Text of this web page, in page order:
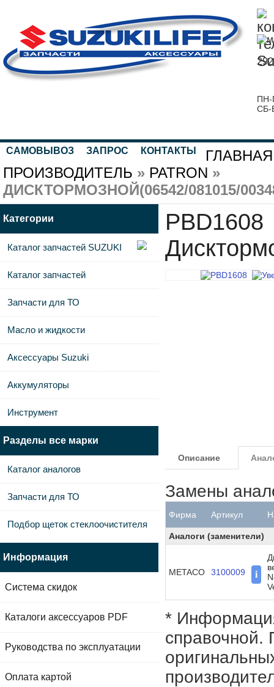
ПН-
СБ-
САМОВЫВОЗ ЗАПРОС КОНТАКТЫ ГЛАВНАЯ
ПРОИЗВОДИТЕЛЬ » PATRON »
ДИСКТОРМОЗНОЙ(06542/081015/
PBD1608
Описание
Замены
Фирма Артикул
Аналоги (заменители)
METACO 3100009 i
*
справочной.
Категории
Каталог запчастей SUZUKI
Каталог запчастей
Запчасти для ТО
Масло и жидкости
Аксессуары Suzuki
Аккумуляторы
Инструмент
Разделы все марки
Каталог аналогов
Запчасти для ТО
Подбор щеток стеклоочистителя
Информация
Система скидок
Каталоги аксессуаров PDF
Руководства по эксплуатации
Оплата картой